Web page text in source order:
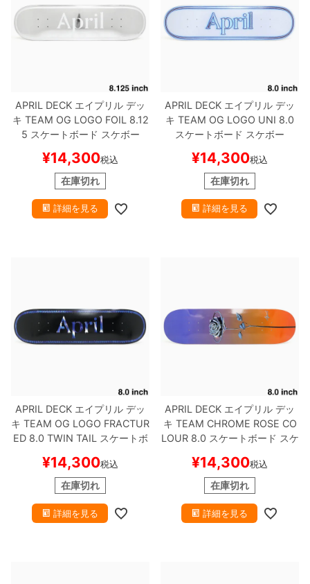
APRIL DECK エイプリル デッ
キ TEAM OG LOGO FOIL 8.12
5 スケートボード スケボー
¥14,300税込
在庫切れ
詳細を見る
APRIL DECK エイプリル デッ
キ TEAM OG LOGO UNI 8.0
スケートボード スケボー
¥14,300税込
在庫切れ
詳細を見る
APRIL DECK エイプリル デッ
キ TEAM OG LOGO FRACTUR
ED 8.0 TWIN TAIL
スケートボ
¥14,300税込
在庫切れ
詳細を見る
APRIL DECK エイプリル デッ
キ TEAM CHROME ROSE CO
LOUR 8.0 スケートボード スケ
¥14,300税込
在庫切れ
詳細を見る